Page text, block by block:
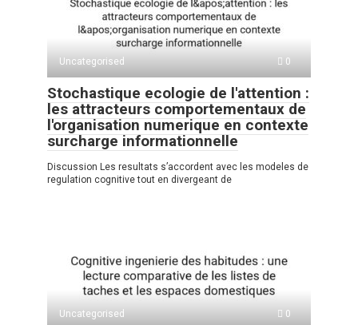
Uncategorised 0
Stochastique ecologie de l'attention :
les attracteurs comportementaux de
l'organisation numerique en contexte
surcharge informationnelle
Discussion Les resultats s’accordent avec les modeles de
regulation cognitive tout en divergeant de
Uncategorised 0